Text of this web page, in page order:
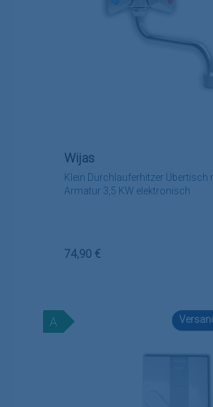
Klein Durchlauferhitzer Übertisch
Armatur 3,5 KW elektronisch
Wijas
Regulärer Preis:
74,90 €
A